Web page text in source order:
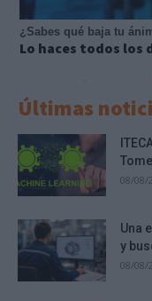
¿Sabes qué baja tu
Lo haces todos los
Últimas
08/08/
Una
y
08/08/